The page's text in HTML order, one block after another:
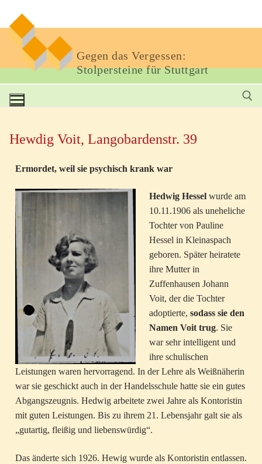
Gegen das Vergessen:
Stolpersteine für Stuttgart
Hewdig Voit, Langobardenstr. 39
Ermordet, weil sie psychisch krank war
Hedwig Hesselwurde am
10.11.1906 als uneheliche
Tochter von Pauline
Hessel in Kleinaspach
geboren. Später heiratete
ihre Mutter in
Zuffenhausen Johann
Voit, der die Tochter
adoptierte, sodass sie den
Namen Voit trug. Sie
war sehr intelligent und
ihre schulischen
Leistungen waren hervorragend. In der Lehre als Weißnäherin
war sie geschickt auch in der Handelsschule hatte sie ein gutes
Abgangszeugnis. Hedwig arbeitete zwei Jahre als Kontoristin
mit guten Leistungen. Bis zu ihrem 21. Lebensjahr galt sie als
„gutartig, fleißig und liebenswürdig“.
Das änderte sich 1926. Hewig wurde als Kontoristin entlassen.